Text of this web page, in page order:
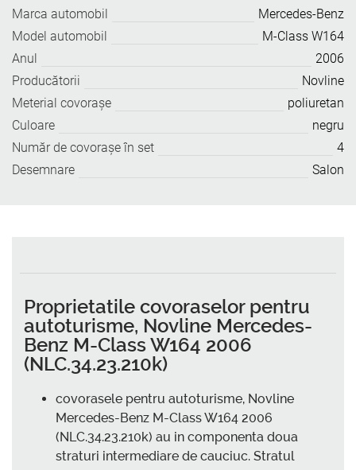
Marca automobil
Mercedes-Benz
Model automobil
M-Class W164
Anul
2006
Producătorii
Novline
Meterial covoraşe
poliuretan
Culoare
negru
Număr de covoraşe în set
4
Desemnare
Salon
Proprietatile covoraselor pentru
autoturisme, Novline Mercedes-
Benz M-Class W164 2006
(NLC.34.23.210k)
covorasele pentru autoturisme, Novline
Mercedes-Benz M-Class W164 2006
(NLC.34.23.210k) au in componenta doua
straturi intermediare de cauciuc. Stratul